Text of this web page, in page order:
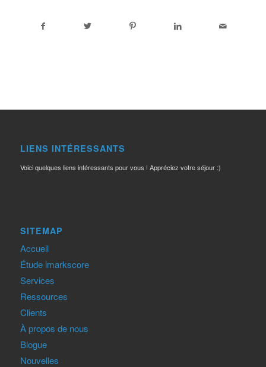
LIENS INTÉRESSANTS
Voici quelques liens intéressants pour vous ! Appréciez votre séjour :)
SITEMAP
Accueil
Étude imarkscore
Services
Ressources
Clients
À propos de nous
Blogue
Nouvelles